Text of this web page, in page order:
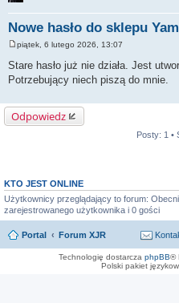
Nowe hasło do sklepu
o
s
t
piątek, 6 lutego 2026, 13:07
Stare hasło już nie działa. Jest
Potrzebujący niech piszą do mnie.
Odpowiedz
Posty: 1 •
KTO JEST ONLINE
Użytkownicy przeglądający to forum:
zarejestrowanego użytkownika i 0 gości
Portal Forum XJR
Technologię dostarcza phpBB®
Polski pakiet